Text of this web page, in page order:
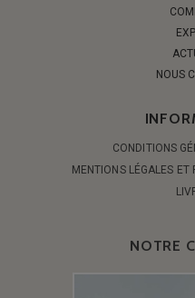
NOUS
CONDITIONS
MENTIONS LÉGALES ET
NOTRE